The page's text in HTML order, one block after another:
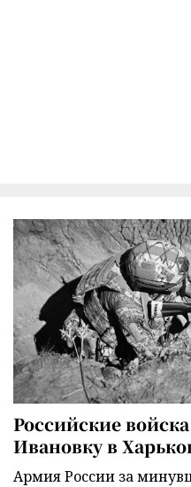
Российские
Ивановку в
Армия России за